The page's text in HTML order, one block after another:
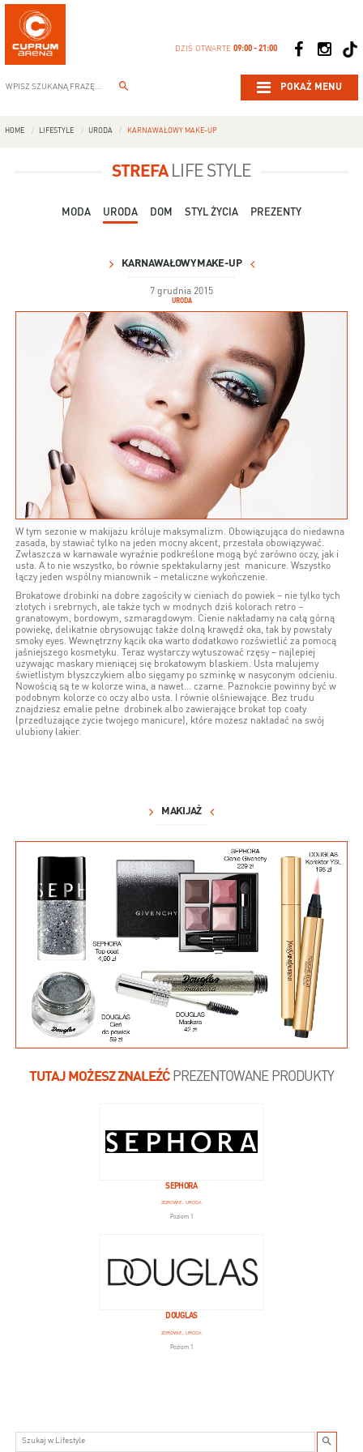
DZIŚ OTWARTE09:00 - 21:00
POKAŻ MENU
HOME LIFESTYLE URODA KARNAWAŁOWY MAKE-UP
STREFALIFE STYLE
MODA URODA DOM STYL ŻYCIA PREZENTY
KARNAWAŁOWY MAKE-UP
7 grudnia 2015
URODA
W tym sezonie w makijażu króluje maksymalizm. Obowiązująca do niedawna
zasada, by stawiać tylko na jeden mocny akcent, przestała obowiązywać.
Zwłaszcza w karnawale wyraźnie podkreślone mogą być zarówno oczy, jak i
usta. A to nie wszystko, bo równie spektakularny jest manicure. Wszystko
łączy jeden wspólny mianownik – metaliczne wykończenie.
Brokatowe drobinki na dobre zagościły w cieniach do powiek – nie tylko tych
złotych i srebrnych, ale także tych w modnych dziś kolorach retro –
granatowym, bordowym, szmaragdowym. Cienie nakładamy na całą górną
powiekę, delikatnie obrysowując także dolną krawędź oka, tak by powstały
smoky eyes. Wewnętrzny kącik oka warto dodatkowo rozświetlić za pomocą
jaśniejszego kosmetyku. Teraz wystarczy wytuszować rzęsy – najlepiej
używając maskary mieniącej się brokatowym blaskiem. Usta malujemy
świetlistym błyszczykiem albo sięgamy po szminkę w nasyconym odcieniu.
Nowością są te w kolorze wina, a nawet... czarne. Paznokcie powinny być w
podobnym kolorze co oczy albo usta. I równie olśniewające. Bez trudu
znajdziesz emalie pełne drobinek albo zawierające brokat top coaty
(przedłużające życie twojego manicure), które możesz nakładać na swój
ulubiony lakier.
MAKIJAŻ
TUTAJ MOŻESZ ZNALEŹĆPREZENTOWANE PRODUKTY
SEPHORA
ZDROWIE, URODA
Poziom 1
DOUGLAS
ZDROWIE, URODA
Poziom 1